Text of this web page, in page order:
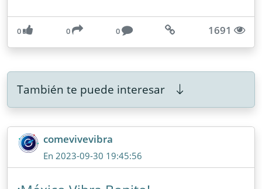
0 0 0 1691
También te puede interesar
comevivevibra
En 2023-09-30 19:45:56